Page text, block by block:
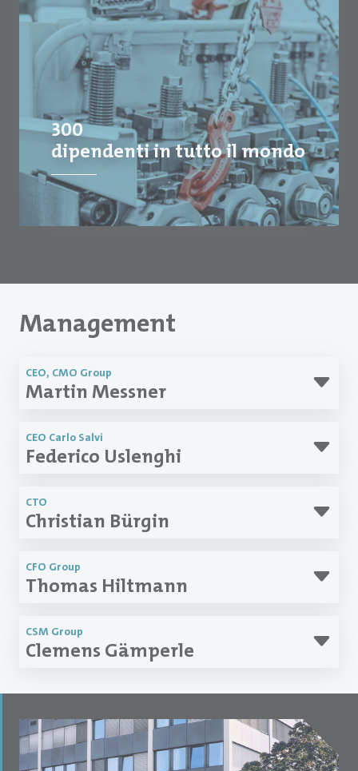
300
dipendenti in tutto il mondo
Management
CEO, CMO Group
Martin Messner
CEO Carlo Salvi
Federico Uslenghi
CTO
Christian Bürgin
CFO Group
Thomas Hiltmann
CSM Group
Clemens Gämperle